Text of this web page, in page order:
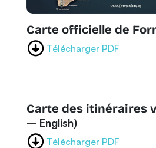
Carte officielle de
Télécharger PDF
Carte des itinéraires
– English)
Télécharger PDF